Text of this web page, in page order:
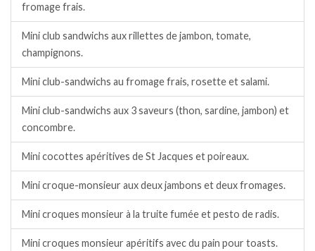
fromage frais.
Mini club sandwichs aux rillettes de jambon, tomate,
champignons.
Mini club-sandwichs au fromage frais, rosette et salami.
Mini club-sandwichs aux 3 saveurs (thon, sardine, jambon) et
concombre.
Mini cocottes apéritives de St Jacques et poireaux.
Mini croque-monsieur aux deux jambons et deux fromages.
Mini croques monsieur à la truite fumée et pesto de radis.
Mini croques monsieur apéritifs avec du pain pour toasts.